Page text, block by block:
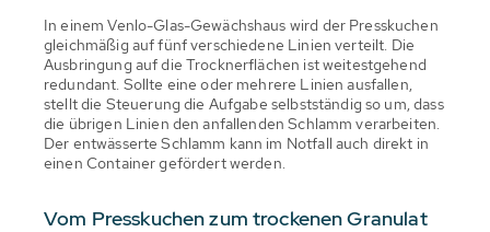
In einem Venlo-Glas-Gewächshaus wird der Presskuchen
gleichmäßig auf fünf verschiedene Linien verteilt. Die
Ausbringung auf die Trocknerflächen ist weitestgehend
redundant. Sollte eine oder mehrere Linien ausfallen,
stellt die Steuerung die Aufgabe selbstständig so um, dass
die übrigen Linien den anfallenden Schlamm verarbeiten.
Der entwässerte Schlamm kann im Notfall auch direkt in
einen Container gefördert werden.
Vom Presskuchen zum trockenen Granulat